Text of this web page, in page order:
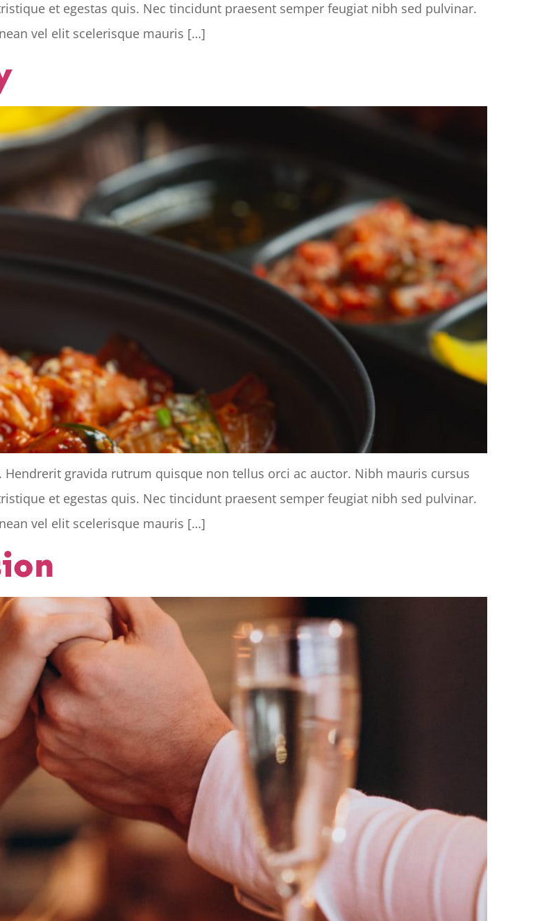
et egestas quis. Nec tincidunt praesent semper feugiat nibh sed pulvinar.
vel elit scelerisque mauris […]
gravida rutrum quisque non tellus orci ac auctor. Nibh mauris cursus
et egestas quis. Nec tincidunt praesent semper feugiat nibh sed pulvinar.
vel elit scelerisque mauris […]